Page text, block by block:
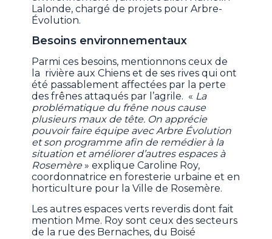
Lalonde, chargé de projets pour Arbre-
Évolution.
Besoins environnementaux
Parmi ces besoins, mentionnons ceux de
la rivière aux Chiens et de ses rives qui ont
été passablement affectées par la perte
des frênes attaqués par l’agrile. « La
problématique du frêne nous cause
plusieurs maux de tête. On apprécie
pouvoir faire équipe avec Arbre Évolution
et son programme afin de remédier à la
situation et améliorer d’autres espaces à
Rosemère» explique Caroline Roy,
coordonnatrice en foresterie urbaine et en
horticulture pour la Ville de Rosemère.
Les autres espaces verts reverdis dont fait
mention Mme. Roy sont ceux des secteurs
de la rue des Bernaches, du Boisé